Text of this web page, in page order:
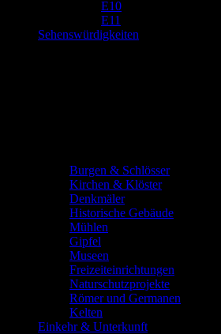
E10
E11
Sehenswürdigkeiten
Burgen & Schlösser
Kirchen & Klöster
Denkmäler
Historische Gebäude
Mühlen
Gipfel
Museen
Freizeiteinrichtungen
Naturschutzprojekte
Römer und Germanen
Kelten
Einkehr & Unterkunft